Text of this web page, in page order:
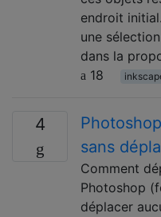
endroit
une
dans la
18
4
sans
Comment
Photoshop
déplacer